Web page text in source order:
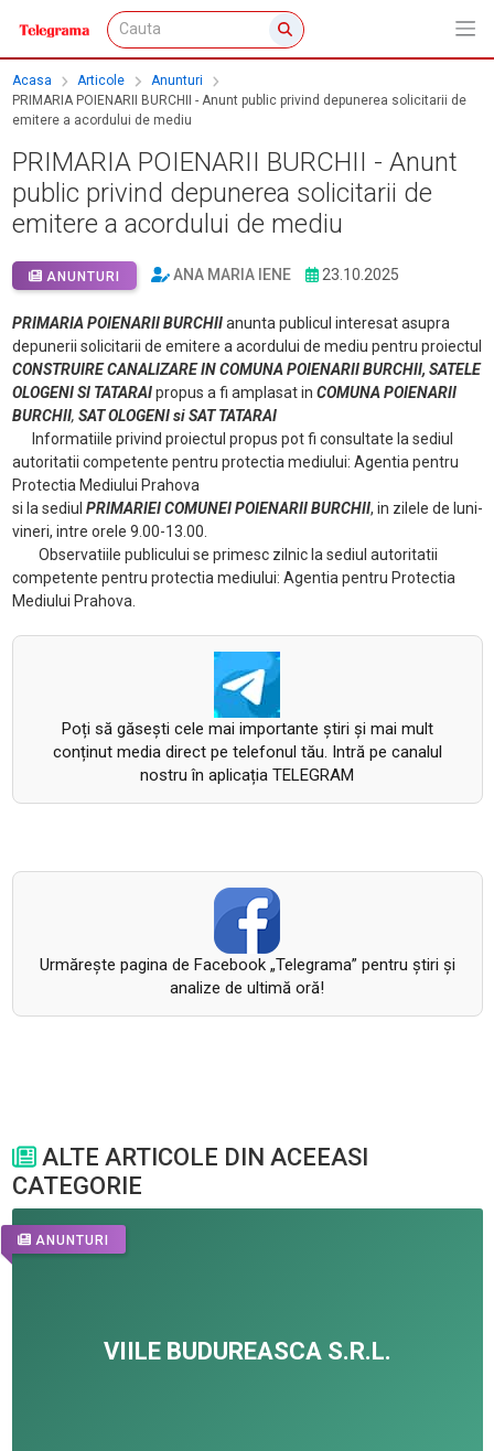
Acasa Articole
Anunturi
PRIMARIA POIENARII BURCHII - Anunt public privind depunerea solicitarii de
emitere a acordului de mediu
PRIMARIA POIENARII BURCHII - Anunt
public privind depunerea solicitarii de
emitere a acordului de mediu
ANUNTURI ANA MARIA IENE 23.10.2025
PRIMARIA POIENARII BURCHIIanunta publicul interesat asupra
depunerii solicitarii de emitere a acordului de mediu pentru proiectul
CONSTRUIRE CANALIZARE IN COMUNA POIENARII BURCHII, SATELE
OLOGENI SI TATARAIpropus a fi amplasat in COMUNA POIENARII
BURCHII, SAT OLOGENI si SAT TATARAI
Informatiile privind proiectul propus pot fi consultate la sediul
autoritatii competente pentru protectia mediului: Agentia pentru
Protectia Mediului Prahova
si la sediul PRIMARIEI COMUNEI POIENARII BURCHII, in zilele de luni-
vineri, intre orele 9.00-13.00.
Observatiile publicului se primesc zilnic la sediul autoritatii
competente pentru protectia mediului: Agentia pentru Protectia
Mediului Prahova.
Poți să găsești cele mai importante știri și mai mult
conținut media direct pe telefonul tău. Intră pe canalul
nostru în aplicația TELEGRAM
Urmăreşte pagina de Facebook „Telegrama” pentru ştiri şi
analize de ultimă oră!
ALTE ARTICOLE DIN ACEEASI
CATEGORIE
ANUNTURI